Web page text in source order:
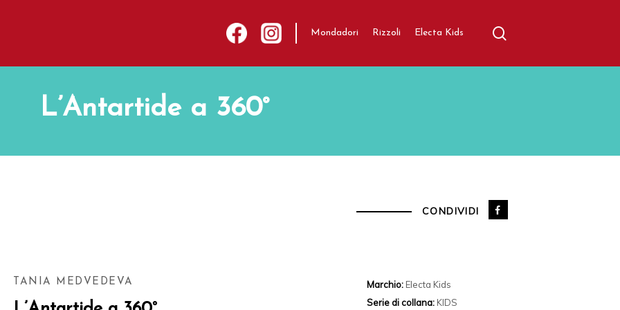
separatore
Mondadori Rizzoli Electa Kids
L’Antartide a 360°
CONDIVIDI
TANIA MEDVEDEVA Marchio:Electa Kids
Serie di collana:KIDS